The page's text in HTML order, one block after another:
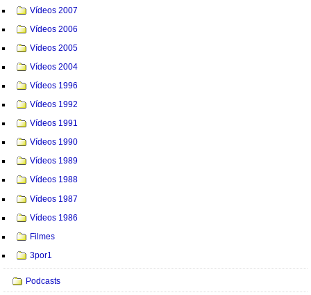
Vídeos 2007
Vídeos 2006
Vídeos 2005
Vídeos 2004
Vídeos 1996
Vídeos 1992
Vídeos 1991
Vídeos 1990
Vídeos 1989
Vídeos 1988
Vídeos 1987
Vídeos 1986
Filmes
3por1
Podcasts